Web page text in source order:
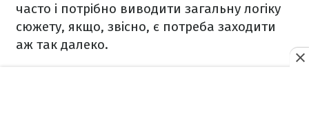
часто і потрібно виводити загальну логіку
сюжету, якщо, звісно, є потреба заходити
аж так далеко.